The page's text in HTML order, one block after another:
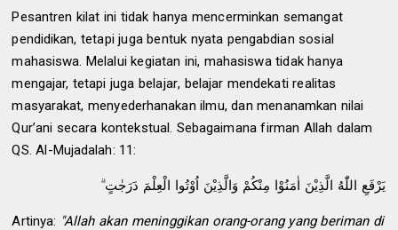
Pesantren kilat ini tidak hanya mencerminkan semangat
pendidikan, tetapi juga bentuk nyata pengabdian sosial
mahasiswa. Melalui kegiatan ini, mahasiswa tidak hanya
mengajar, tetapi juga belajar, belajar mendekati realitas
masyarakat, menyederhanakan ilmu, dan menanamkan nilai
Qur’ani secara kontekstual. Sebagaimana firman Allah dalam
QS. Al-Mujadalah: 11:
يَرْفَعِ اللّٰهُ الَّذِيْنَ اٰمَنُوْا مِنْكُمْ وَالَّذِيْنَ اُوْتُوا الْعِلْمَ دَرَجٰتٍ ۗ
Artinya: "Allah akan meninggikan orang-orang yang beriman di